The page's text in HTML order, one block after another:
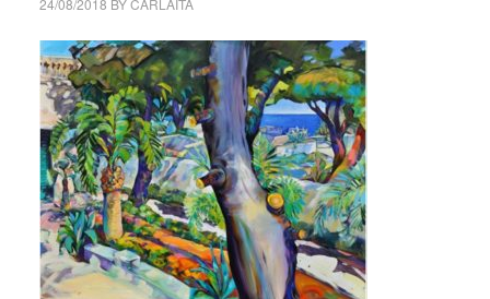
24/08/2018 BYCARLAITA